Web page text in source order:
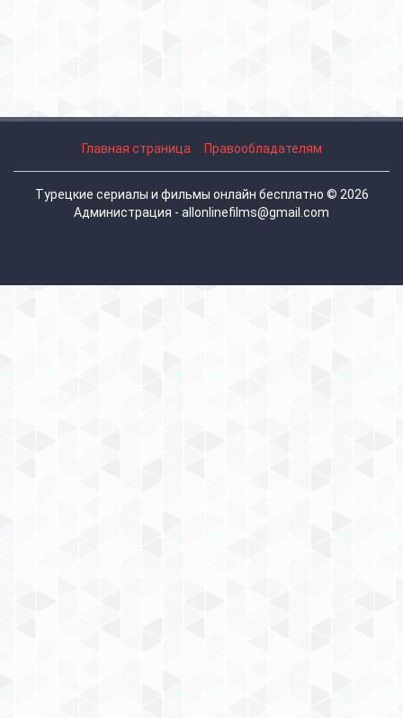
Главная страница Правообладателям
Турецкие сериалы и фильмы онлайн бесплатно © 2026
Администрация - allonlinefilms@gmail.com